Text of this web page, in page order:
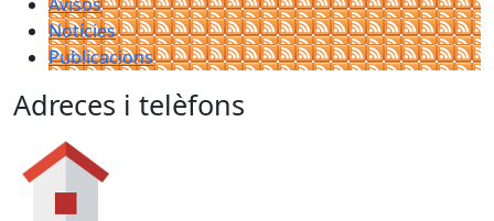
Notícies
Publicacions
Adreces i telèfons